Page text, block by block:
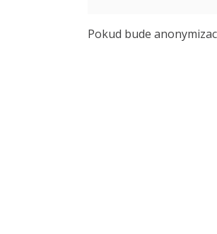
Pokud bude